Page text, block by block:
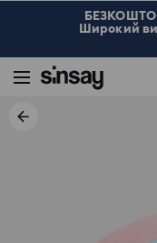
Широкий